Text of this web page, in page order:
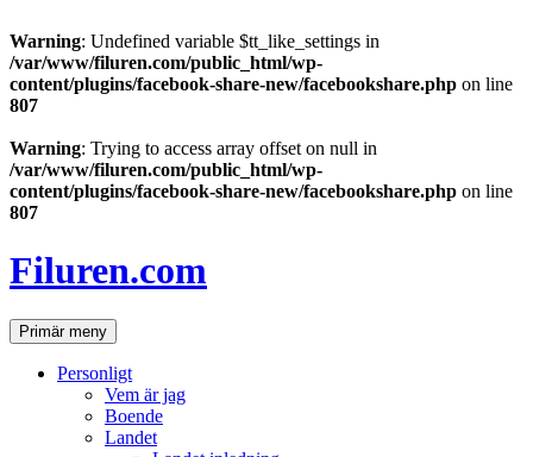
Warning: Undefined variable $tt_like_settings in
/var/www/filuren.com/public_html/wp-
content/plugins/facebook-share-new/facebookshare.php on line
807
Warning: Trying to access array offset on null in
/var/www/filuren.com/public_html/wp-
content/plugins/facebook-share-new/facebookshare.php on line
807
till
innehåll
Filuren.com
SökPrimär meny
Personligt
Vem är jag
Boende
Landet